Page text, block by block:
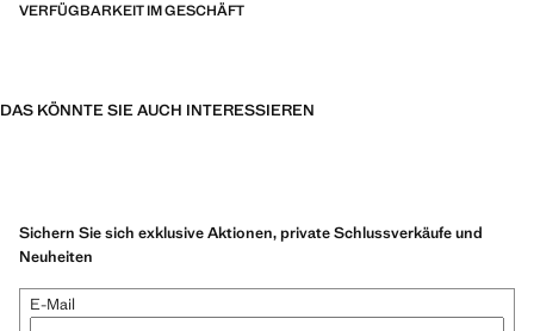
VERFÜGBARKEIT IM GESCHÄFT
DAS KÖNNTE SIE AUCH INTERESSIEREN
Sichern Sie sich exklusive Aktionen, private Schlussverkäufe und
Neuheiten
E-Mail